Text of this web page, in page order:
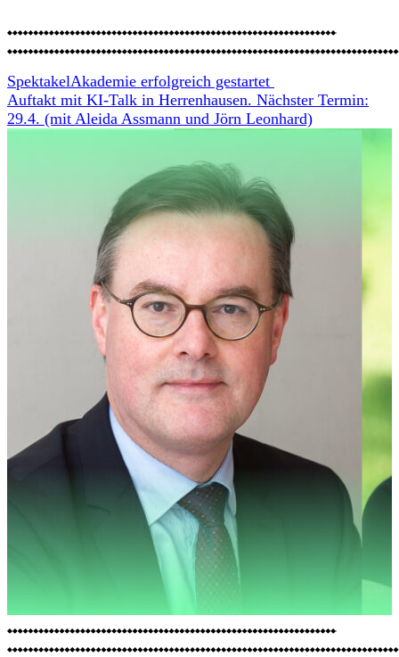
SpektakelAkademie erfolgreich gestartet
Auftakt mit KI-Talk in Herrenhausen. Nächster Termin:
29.4. (mit Aleida Assmann und Jörn Leonhard)